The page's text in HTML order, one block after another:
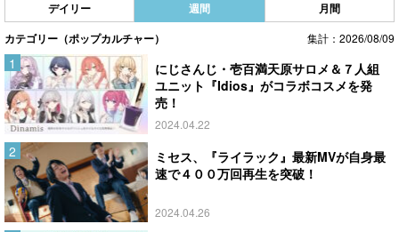
デイリー 週間 月間
カテゴリー（ポップカルチャー） 集計：2026/08/09
にじさんじ・壱百満天原サロメ＆７人組
ユニット『Idios』がコラボコスメを発
売！
2024.04.22
ミセス、『ライラック』最新MVが自身最
速で４００万回再生を突破！
2024.04.26